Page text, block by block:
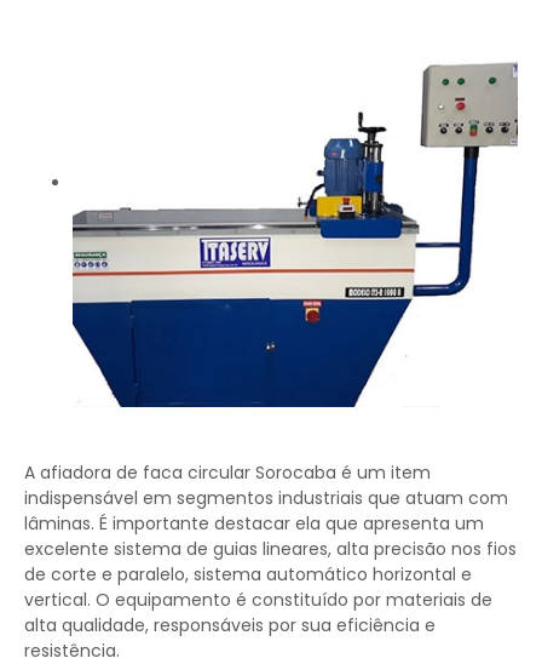
A afiadora de faca circular Sorocaba é um item
indispensável em segmentos industriais que atuam com
lâminas. É importante destacar ela que apresenta um
excelente sistema de guias lineares, alta precisão nos fios
de corte e paralelo, sistema automático horizontal e
vertical. O equipamento é constituído por materiais de
alta qualidade, responsáveis por sua eficiência e
resistência.